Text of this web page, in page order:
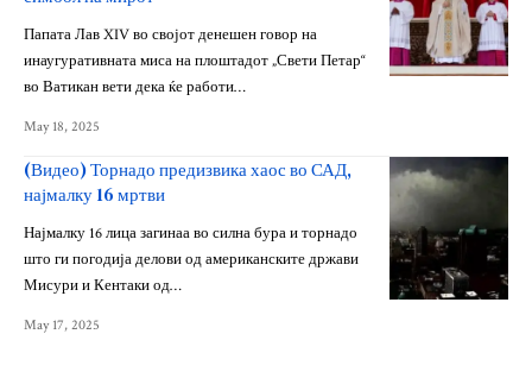
Папата Лав XIV во својот денешен говор на
инаугуративната миса на плоштадот „Свети Петар“
во Ватикан вети дека ќе работи…
May 18, 2025
(Видео) Торнадо предизвика хаос во САД,
најмалку 16 мртви
Најмалку 16 лица загинаа во силна бура и торнадо
што ги погодија делови од американските држави
Мисури и Кентаки од…
May 17, 2025